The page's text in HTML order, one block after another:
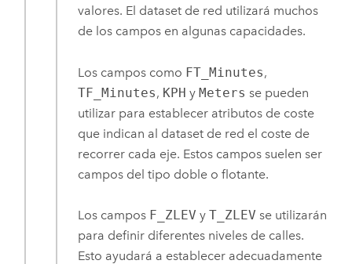
valores. El dataset de red utilizará muchos
de los campos en algunas capacidades.
Los campos como FT_Minutes,
TF_Minutes, KPH yMeters se pueden
utilizar para establecer atributos de coste
que indican al dataset de red el coste de
recorrer cada eje. Estos campos suelen ser
campos del tipo doble o flotante.
Los campos F_ZLEV yT_ZLEV se utilizarán
para definir diferentes niveles de calles.
Esto ayudará a establecer adecuadamente